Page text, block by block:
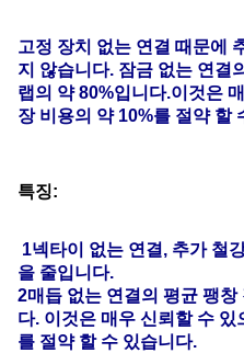
고정 장치 없는 연결 때문에
지 않습니다. 잠금 없는 연결
랩의 약 80%입니다.이것은
장 비용의 약 10%를 절약 할
특징:
1넥타이 없는 연결, 추가 철
을 줄입니다.
2매듭 없는 연결의 평균 팽창
다. 이것은 매우 신뢰할 수
를 절약 할 수 있습니다.